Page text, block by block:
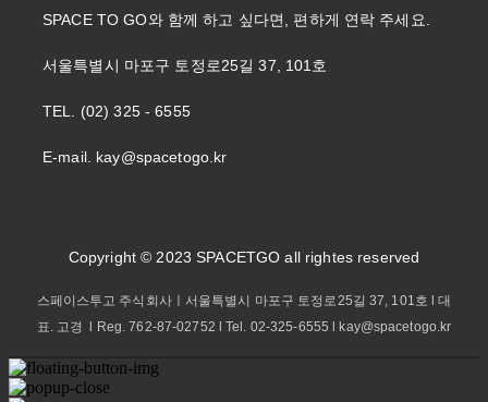
SPACE TO GO와 함께 하고 싶다면, 편하게 연락 주세요.
서울특별시 마포구 토정로25길 37, 101호
TEL. (02) 325 - 6555
E-mail. kay@spacetogo.kr
Copyright © 2023 SPACETGO all rightes reserved
스페이스투고 주식회사ㅣ서울특별시 마포구 토정로25길 37, 101호 l 대
표. 고경 l Reg. 762-87-02752 l Tel. 02-325-6555 l kay@spacetogo.kr